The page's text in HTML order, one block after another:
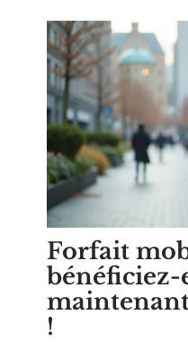
Forfait
bénéficiez-
!